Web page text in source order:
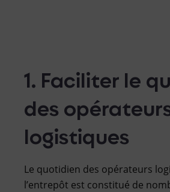
1. Faciliter le
des
logistiques
Le quotidien des opérateurs
l’entrepôt est constitué de